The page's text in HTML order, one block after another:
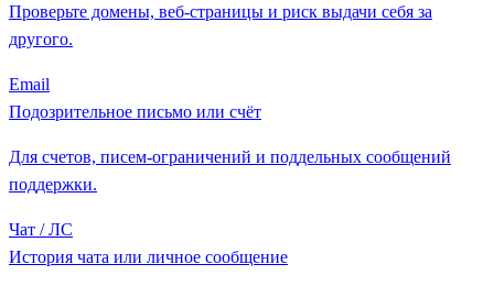
Проверьте домены, веб-страницы и риск выдачи себя за
другого.
Email
Подозрительное письмо или счёт
Для счетов, писем-ограничений и поддельных сообщений
поддержки.
Чат / ЛС
История чата или личное сообщение